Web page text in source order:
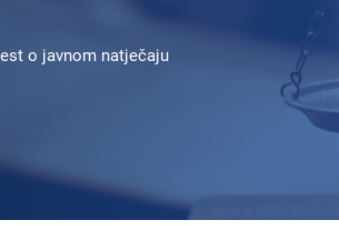
prijava
o javnom natječaju